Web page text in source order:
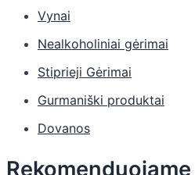
Vynai
Nealkoholiniai gėrimai
Stiprieji Gėrimai
Gurmaniški produktai
Dovanos
Rekomenduojame